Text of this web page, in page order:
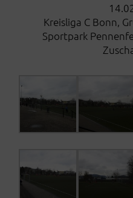
Kreisliga C Bonn,
Sportpark